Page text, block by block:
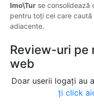
Imo\Tur se consolidează
pentru toți cei care
adiacente.
Review-uri pe
web
Doar userii logați au
ți click